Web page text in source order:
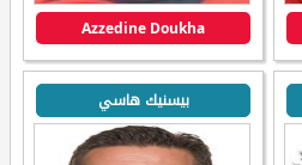
Azzedine Doukha
بيسنيك هاسي